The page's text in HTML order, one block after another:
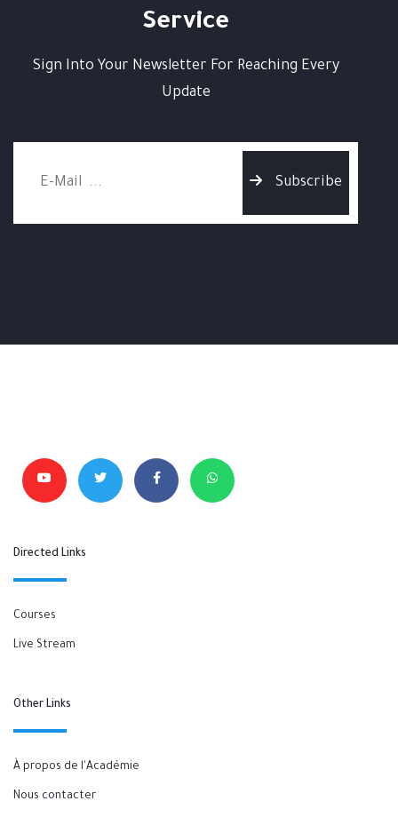
Service
Sign Into Your Newsletter For Reaching Every
Update
Subscribe
Directed Links
Courses
Live Stream
Other Links
À propos de l'Académie
Nous contacter